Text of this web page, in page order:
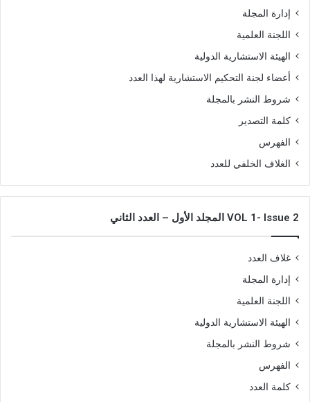
إدارة المجلة
اللجنة العلمية
الهيئة الاستشارية الدولية
أعضاء لجنة التحكيم الاستشارية لهذا العدد
شروط النشر بالمجلة
كلمة التصدير
الفهرس
الغلاف الخلفي للعدد
VOL 1- Issue 2 المجلد الأول – العدد الثاني
غلاف العدد
إدارة المجلة
اللجنة العلمية
الهيئة الاستشارية الدولية
شروط النشر بالمجلة
الفهرس
كلمة العدد